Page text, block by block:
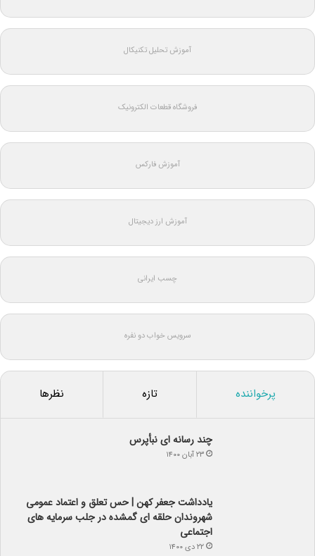
آموزش تحلیل تکنیکال
فروشگاه قطعات الکترونیک
آموزش فارکس
آموزش ارز دیجیتال
چسب ایرانی
سرویس خواب دو نفره
پرخواننده تازه نظرها
چند رسانه ای نبأپرس
۲۳ آبان ۱۴۰۰
یادداشت جعفر کهن | حس تعلق و اعتماد عمومی
شهروندان حلقه ای گمشده در جلب سرمایه های
اجتماعی
۲۲ دی ۱۴۰۰